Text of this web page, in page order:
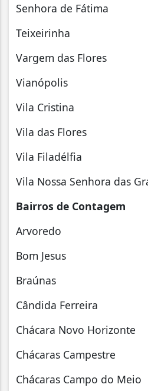
Senhora de Fátima
Teixeirinha
Vargem das Flores
Vianópolis
Vila Cristina
Vila das Flores
Vila Filadélfia
Vila Nossa Senhora das
Bairros de Contagem
Arvoredo
Bom Jesus
Braúnas
Cândida Ferreira
Chácara Novo Horizonte
Chácaras Campestre
Chácaras Campo do Meio